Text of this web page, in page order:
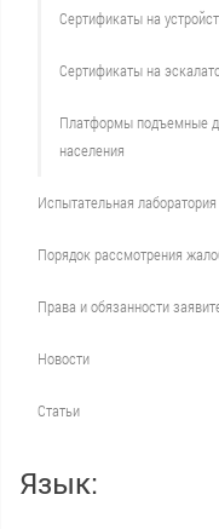
Сертификаты на
Сертификаты на
Платформы подъемные
населения
Испытательная лаборатория
Порядок рассмотрения
Права и обязанности
Новости
Статьи
Язык: